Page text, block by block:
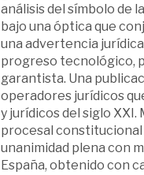
análisis del símbolo de
bajo una óptica que
una advertencia
progreso tecnológico,
garantista. Una
operadores jurídicos
y jurídicos del siglo
procesal constitucional
unanimidad plena con
España, obtenido con